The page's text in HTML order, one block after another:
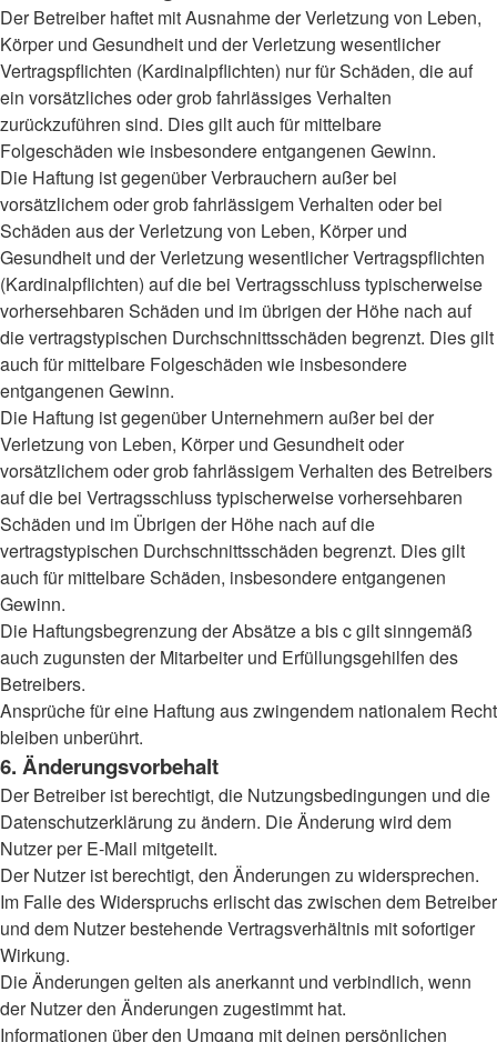
Der Betreiber haftet mit Ausnahme der Verletzung von Leben,
Körper und Gesundheit und der Verletzung wesentlicher
Vertragspflichten (Kardinalpflichten) nur für Schäden, die auf
ein vorsätzliches oder grob fahrlässiges Verhalten
zurückzuführen sind. Dies gilt auch für mittelbare
Folgeschäden wie insbesondere entgangenen Gewinn.
Die Haftung ist gegenüber Verbrauchern außer bei
vorsätzlichem oder grob fahrlässigem Verhalten oder bei
Schäden aus der Verletzung von Leben, Körper und
Gesundheit und der Verletzung wesentlicher Vertragspflichten
(Kardinalpflichten) auf die bei Vertragsschluss typischerweise
vorhersehbaren Schäden und im übrigen der Höhe nach auf
die vertragstypischen Durchschnittsschäden begrenzt. Dies gilt
auch für mittelbare Folgeschäden wie insbesondere
entgangenen Gewinn.
Die Haftung ist gegenüber Unternehmern außer bei der
Verletzung von Leben, Körper und Gesundheit oder
vorsätzlichem oder grob fahrlässigem Verhalten des Betreibers
auf die bei Vertragsschluss typischerweise vorhersehbaren
Schäden und im Übrigen der Höhe nach auf die
vertragstypischen Durchschnittsschäden begrenzt. Dies gilt
auch für mittelbare Schäden, insbesondere entgangenen
Gewinn.
Die Haftungsbegrenzung der Absätze a bis c gilt sinngemäß
auch zugunsten der Mitarbeiter und Erfüllungsgehilfen des
Betreibers.
Ansprüche für eine Haftung aus zwingendem nationalem Recht
bleiben unberührt.
6. Änderungsvorbehalt
Der Betreiber ist berechtigt, die Nutzungsbedingungen und die
Datenschutzerklärung zu ändern. Die Änderung wird dem
Nutzer per E-Mail mitgeteilt.
Der Nutzer ist berechtigt, den Änderungen zu widersprechen.
Im Falle des Widerspruchs erlischt das zwischen dem Betreiber
und dem Nutzer bestehende Vertragsverhältnis mit sofortiger
Wirkung.
Die Änderungen gelten als anerkannt und verbindlich, wenn
der Nutzer den Änderungen zugestimmt hat.
Informationen über den Umgang mit deinen persönlichen